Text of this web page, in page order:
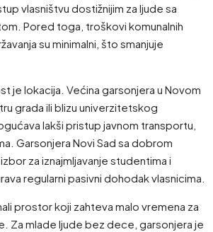
vlasništvu dostižnijim za ljude sa
Pored toga, troškovi komunalnih
su minimalni, što smanjuje
je lokacija. Većina garsonjera u Novom
grada ili blizu univerzitetskog
lakši pristup javnom transportu,
Garsonjera Novi Sad sa dobrom
za iznajmljavanje studentima i
regularni pasivni dohodak vlasnicima.
prostor koji zahteva malo vremena za
Za mlade ljude bez dece, garsonjera je